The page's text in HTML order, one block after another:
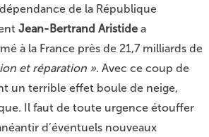
de la République
Jean-Bertrand Aristide a
à la France près de 21,7 milliards de
et réparation ». Avec ce coup de
un terrible effet boule de neige,
Il faut de toute urgence étouffer
d’éventuels nouveaux